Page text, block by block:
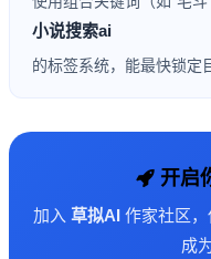
小说搜索ai
的标签系统，能最快锁定
开启
加入 草拟AI 作家社区，
成